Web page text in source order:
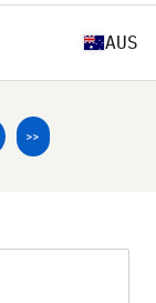
AUS
>>